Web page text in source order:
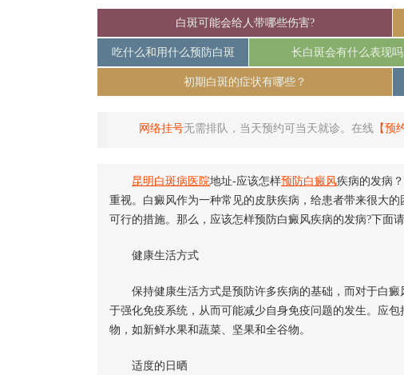
白斑可能会给人带哪些伤害?
吃什么和用什么预防白斑 长白斑会有什么表现吗
初期白斑的症状有哪些？
网络挂号无需排队，当天预约可当天就诊。在线 【预
昆明白斑病医院地址-应该怎样预防白癜风疾病的发病
重视。白癜风作为一种常见的皮肤疾病，给患者带来很大
可行的措施。那么，应该怎样预防白癜风疾病的发病?下面
健康生活方式
保持健康生活方式是预防许多疾病的基础，而对于白癜
于强化免疫系统，从而可能减少自身免疫问题的发生。应
物，如新鲜水果和蔬菜、坚果和全谷物。
适度的日晒